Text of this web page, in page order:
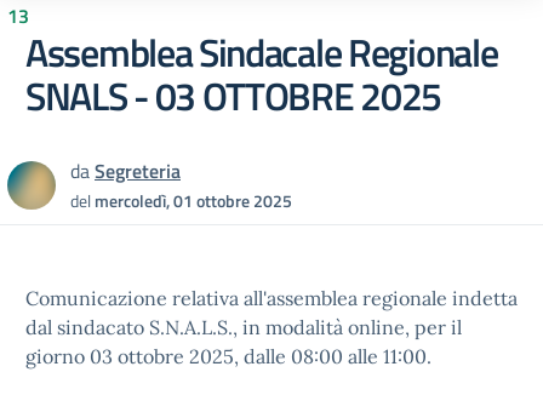
13
Assemblea Sindacale Regionale
SNALS - 03 OTTOBRE 2025
daSegreteria
delmercoledì, 01 ottobre 2025
Comunicazione relativa all'assemblea regionale indetta
dal sindacato S.N.A.L.S., in modalità online, per il
giorno 03 ottobre 2025, dalle 08:00 alle 11:00.